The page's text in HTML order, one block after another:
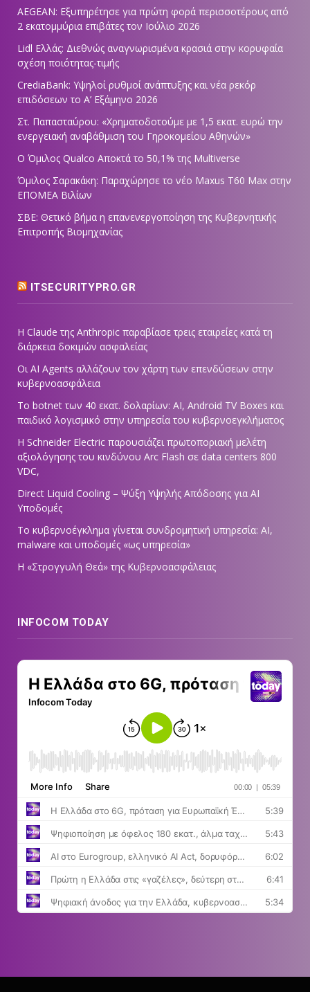
AEGEAN: Εξυπηρέτησε για πρώτη φορά περισσοτέρους από
2 εκατομμύρια επιβάτες τον Ιούλιο 2026
Lidl Ελλάς: Διεθνώς αναγνωρισμένα κρασιά στην κορυφαία
σχέση ποιότητας-τιμής
CrediaBank: Υψηλοί ρυθμοί ανάπτυξης και νέα ρεκόρ
επιδόσεων το Α’ Εξάμηνο 2026
Στ. Παπασταύρου: «Χρηματοδοτούμε με 1,5 εκατ. ευρώ την
ενεργειακή αναβάθμιση του Γηροκομείου Αθηνών»
Ο Όμιλος Qualco Αποκτά το 50,1% της Multiverse
Όμιλος Σαρακάκη: Παραχώρησε το νέο Maxus T60 Max στην
ΕΠΟΜΕΑ Βιλίων
ΣΒΕ: Θετικό βήμα η επανενεργοποίηση της Κυβερνητικής
Επιτροπής Βιομηχανίας
ITSECURITYPRO.GR
Η Claude της Anthropic παραβίασε τρεις εταιρείες κατά τη
διάρκεια δοκιμών ασφαλείας
Οι AI Agents αλλάζουν τον χάρτη των επενδύσεων στην
κυβερνοασφάλεια
Το botnet των 40 εκατ. δολαρίων: AI, Android TV Boxes και
παιδικό λογισμικό στην υπηρεσία του κυβερνοεγκλήματος
Η Schneider Electric παρουσιάζει πρωτοποριακή μελέτη
αξιολόγησης του κινδύνου Arc Flash σε data centers 800
VDC,
Direct Liquid Cooling – Ψύξη Υψηλής Απόδοσης για AI
Υποδομές
Το κυβερνοέγκλημα γίνεται συνδρομητική υπηρεσία: AI,
malware και υποδομές «ως υπηρεσία»
Η «Στρογγυλή Θεά» της Κυβερνοασφάλειας
INFOCOM TODAY